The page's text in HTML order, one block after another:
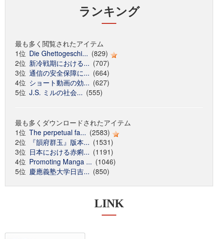
ランキング
最も多く閲覧されたアイテム
1位 Die Ghettogeschi... (829)
2位 新冷戦期における... (707)
3位 通信の安全保障に... (664)
4位 ショート動画の効... (627)
5位 J.S. ミルの社会... (555)
最も多くダウンロードされたアイテム
1位 The perpetual fa... (2583)
2位
『韻府群玉』版本... (1531)
3位 日本における赤痢... (1191)
4位 Promoting Manga ... (1046)
5位 慶應義塾大学日吉... (850)
LINK